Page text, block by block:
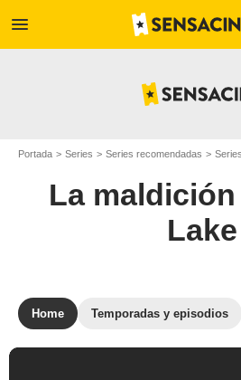
menu
Portada Series Series recomendadas
La
Lake
Home Temporadas y episodios